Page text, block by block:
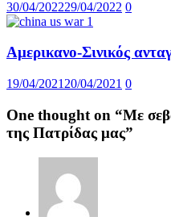
30/04/202229/04/2022 0
Αμερικανο-Σινικός
19/04/2021 20/04/2021 0
One thought on “Με
της Πατρίδας μας”